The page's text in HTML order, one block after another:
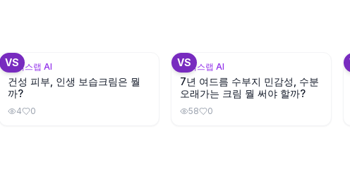
VS
뷰틱스랩 AI
건성 피부, 인생 보습크림은 뭘
까?
4 0
VS
뷰틱스랩 AI
7년 여드름 수부지 민감성, 수분
오래가는 크림 뭘 써야 할까?
58 0